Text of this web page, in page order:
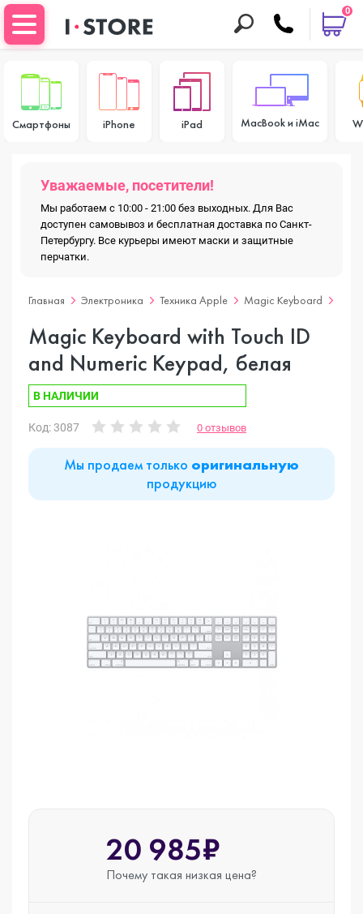
0
Смартфоны iPhone iPad MacBook и iMac
Уважаемые, посетители!
Мы работаем с 10:00 - 21:00 без выходных. Для Вас
доступен самовывоз и бесплатная доставка по Санкт-
Петербургу. Все курьеры имеют маски и защитные
перчатки.
Главная Электроника Техника Apple Magic Keyboard
Magic Keyboard with Touch ID
and Numeric Keypad, белая
В НАЛИЧИИ
Код: 3087 0 отзывов
Мы продаем только оригинальную
продукцию
20 985₽
Почему такая низкая цена?